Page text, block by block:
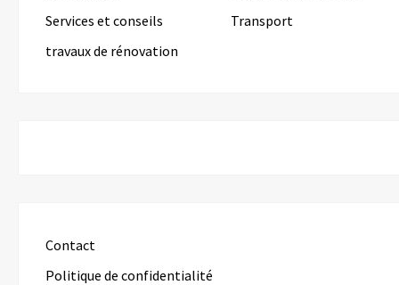
Services et conseils
Transport
travaux de rénovation
Contact
Politique de confidentialité